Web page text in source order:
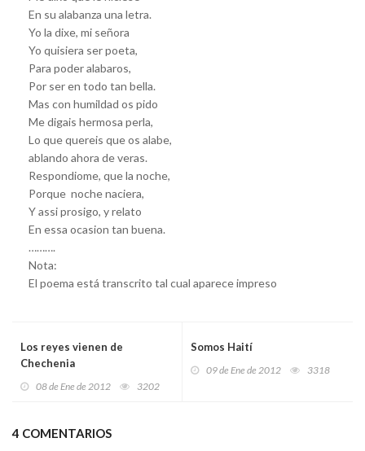
En su alabanza una letra.
Yo la dixe, mi señora
Yo quisiera ser poeta,
Para poder alabaros,
Por ser en todo tan bella.
Mas con humildad os pido
Me digais hermosa perla,
Lo que quereis que os alabe,
ablando ahora de veras.
Respondiome, que la noche,
Porque noche naciera,
Y assi prosigo, y relato
En essa ocasion tan buena.
……….
Nota:
El poema está transcrito tal cual aparece impreso
Los reyes vienen de
Chechenia
08 de Ene de 2012 3202
Somos Haití
09 de Ene de 2012 3318
4 COMENTARIOS